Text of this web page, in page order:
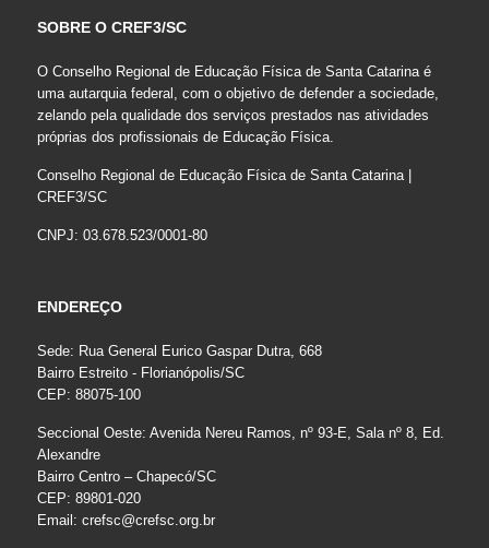
SOBRE O CREF3/SC
O Conselho Regional de Educação Física de Santa Catarina é
uma autarquia federal, com o objetivo de defender a sociedade,
zelando pela qualidade dos serviços prestados nas atividades
próprias dos profissionais de Educação Física.
Conselho Regional de Educação Física de Santa Catarina |
CREF3/SC
CNPJ: 03.678.523/0001-80
ENDEREÇO
Sede: Rua General Eurico Gaspar Dutra, 668
Bairro Estreito - Florianópolis/SC
CEP: 88075-100
Seccional Oeste: Avenida Nereu Ramos, nº 93-E, Sala nº 8, Ed.
Alexandre
Bairro Centro – Chapecó/SC
CEP: 89801-020
Email: crefsc@crefsc.org.br